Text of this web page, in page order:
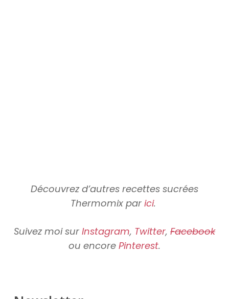
Découvrez d’autres recettes sucrées
Thermomix par ici.
Suivez moi sur Instagram, Twitter, Facebook
ou encore Pinterest.